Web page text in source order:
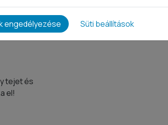
2,2
4*
tejet és
el!
engedélyezése Süti beállítások